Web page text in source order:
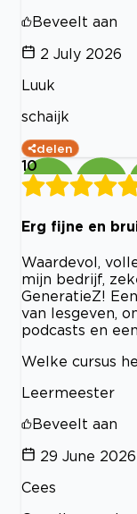
Beveelt aan
2 July 2026
Luuk
schaijk
delen
10
Erg fijne en
Waardevol,
mijn bedrijf,
GeneratieZ!
van lesgeven,
podcasts en
Welke cursus
Leermeester
Beveelt aan
29 June 2026
Cees